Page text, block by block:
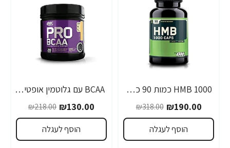
-40%
1000 HMB כמות 90 כמוסות מבית Optimum Nutrition
₪190.00
₪318.00
הוסף לעגלה
-40%
BCAA עם גלוטמין אופטימום פרו סירייס טעם אפרסק מנגו 390 גרם - מבית Optimum Nutrition
₪130.00
₪218.00
הוסף לעגלה